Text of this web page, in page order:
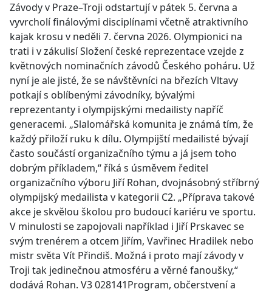
Závody v Praze–Troji odstartují v pátek 5. června a
vyvrcholí finálovými disciplínami včetně atraktivního
kajak krosu v neděli 7. června 2026. Olympionici na
trati i v zákulisí Složení české reprezentace vzejde z
květnových nominačních závodů Českého poháru. Už
nyní je ale jisté, že se návštěvníci na březích Vltavy
potkají s oblíbenými závodníky, bývalými
reprezentanty i olympijskými medailisty napříč
generacemi. „Slalomářská komunita je známá tím, že
každý přiloží ruku k dílu. Olympijští medailisté bývají
často součástí organizačního týmu a já jsem toho
dobrým příkladem,“ říká s úsměvem ředitel
organizačního výboru Jiří Rohan, dvojnásobný stříbrný
olympijský medailista v kategorii C2. „Příprava takové
akce je skvělou školou pro budoucí kariéru ve sportu.
V minulosti se zapojovali například i Jiří Prskavec se
svým trenérem a otcem Jiřím, Vavřinec Hradilek nebo
mistr světa Vít Přindiš. Možná i proto mají závody v
Troji tak jedinečnou atmosféru a věrné fanoušky,“
dodává Rohan. V3 028141Program, občerstvení a